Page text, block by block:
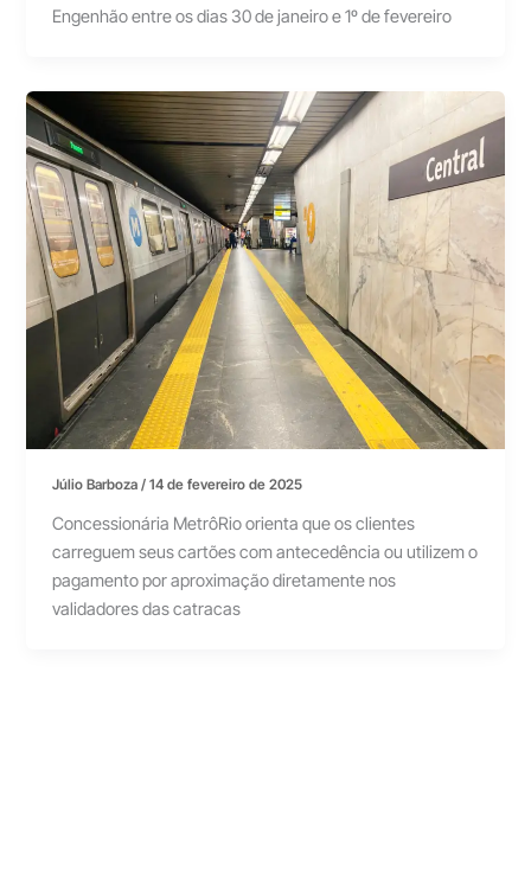
Engenhão entre os dias 30 de janeiro e 1º de fevereiro
Júlio Barboza/14 de fevereiro de 2025
Concessionária MetrôRio orienta que os clientes
carreguem seus cartões com antecedência ou utilizem o
pagamento por aproximação diretamente nos
validadores das catracas